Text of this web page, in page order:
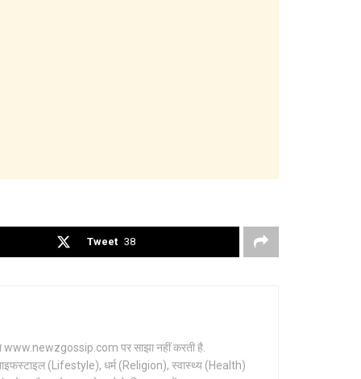
Tweet 38
www.newzgossip.com पर साझा नहीं करती है.
(Lifestyle), धर्म (Religion), स्वास्थ्य (Health)